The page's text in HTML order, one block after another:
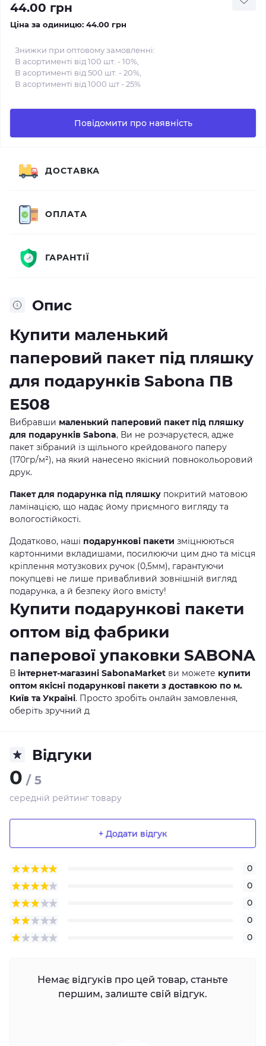
44.00 грн
Ціна за одиницю: 44.00 грн
Знижки при оптовому замовленні:
В асортименті від 100 шт. - 10%,
В асортименті від 500 шт. - 20%,
В асортименті від 1000 шт - 25%
Повідомити про наявність
Опис
Купити маленький
паперовий пакет під пляшку
для подарунків Sabona ПВ
Е508
Вибравши маленький паперовий пакет під пляшку
для подарунків Sabona, Ви не розчаруєтеся, адже
пакет зібраний із щільного крейдованого паперу
(170гр/м²), на який нанесено якісний повнокольоровий
друк.
Пакет для подарунка під пляшку покритий матовою
ламінацією, що надає йому приємного вигляду та
вологостійкості.
Додатково, наші подарункові пакети зміцнюються
картонними вкладишами, посилюючи цим дно та місця
кріплення мотузкових ручок (0,5мм), гарантуючи
покупцеві не лише привабливий зовнішній вигляд
подарунка, а й безпеку його вмісту!
Купити подарункові пакети
оптом від фабрики
паперової упаковки SABONA
В інтернет-магазині SabonaMarket ви можете купити
оптом якісні подарункові пакети з доставкою по м.
Київ та Україні. Просто зробіть онлайн замовлення,
оберіть зручний д
Відгуки
0 / 5
середній рейтинг товару
+ Додати відгук
0
0
0
0
0
Немає відгуків про цей товар, станьте
першим, залиште свій відгук.
ДОСТАВКА
ОПЛАТА
ГАРАНТІЇ